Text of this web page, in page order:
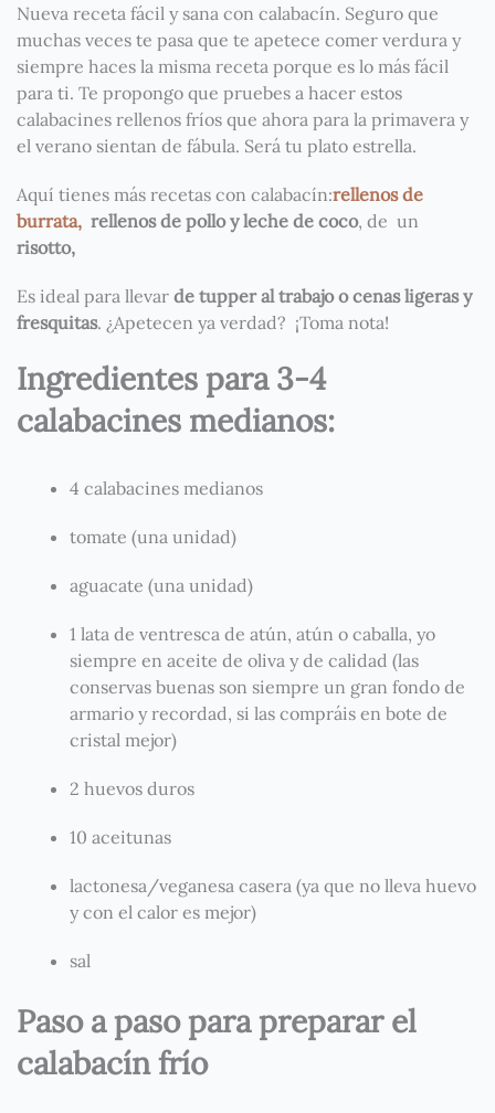
Nueva receta fácil y sana con calabacín. Seguro que
muchas veces te pasa que te apetece comer verdura y
siempre haces la misma receta porque es lo más fácil
para ti. Te propongo que pruebes a hacer estos
calabacines rellenos fríos que ahora para la primavera y
el verano sientan de fábula. Será tu plato estrella.
Aquí tienes más recetas con calabacín:rellenos de
burrata, rellenos de pollo y leche de coco, de un
risotto,
Es ideal para llevar de tupper al trabajo o cenas ligeras y
fresquitas. ¿Apetecen ya verdad? ¡Toma nota!
Ingredientes para 3-4
calabacines medianos:
4 calabacines medianos
tomate (una unidad)
aguacate (una unidad)
1 lata de ventresca de atún, atún o caballa, yo
siempre en aceite de oliva y de calidad (las
conservas buenas son siempre un gran fondo de
armario y recordad, si las compráis en bote de
cristal mejor)
2 huevos duros
10 aceitunas
lactonesa/veganesa casera (ya que no lleva huevo
y con el calor es mejor)
sal
Paso a paso para preparar el
calabacín frío